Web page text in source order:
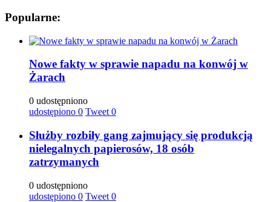
Popularne:
Nowe fakty w sprawie napadu na konwój w
Żarach
0 udostępniono
udostępiono 0 Tweet 0
Służby rozbiły gang zajmujący się produkcją
nielegalnych papierosów, 18 osób
zatrzymanych
0 udostępniono
udostępiono 0 Tweet 0